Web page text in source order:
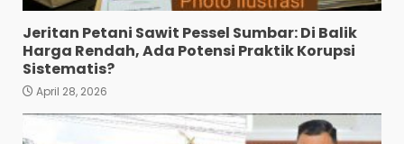
Jeritan Petani Sawit Pessel Sumbar: Di Balik
Harga Rendah, Ada Potensi Praktik Korupsi
Sistematis?
April 28, 2026